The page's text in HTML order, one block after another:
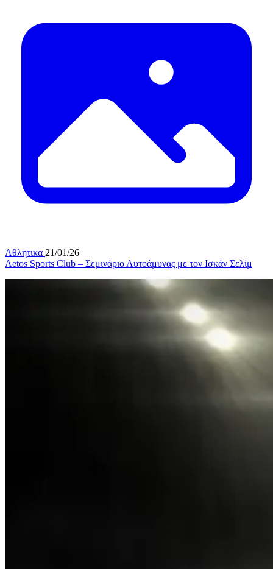
Αθλητικα 21/01/26
Aetos Sports Club – Σεμινάριο Αυτοάμυνας με τον Ισκάν Σελίμ